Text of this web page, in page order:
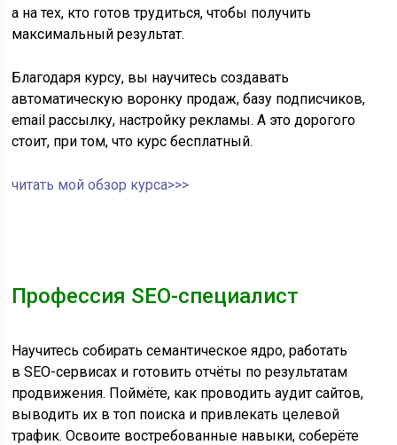
а на тех, кто готов трудиться, чтобы получить
максимальный результат.
Благодаря курсу, вы научитесь создавать
автоматическую воронку продаж, базу подписчиков,
email рассылку, настройку рекламы. А это дорогого
стоит, при том, что курс бесплатный.
читать мой обзор курса>>>
Профессия SEO-специалист
Научитесь собирать семантическое ядро, работать
в SEO-сервисах и готовить отчёты по результатам
продвижения. Поймёте, как проводить аудит сайтов,
выводить их в топ поиска и привлекать целевой
трафик. Освоите востребованные навыки, соберёте